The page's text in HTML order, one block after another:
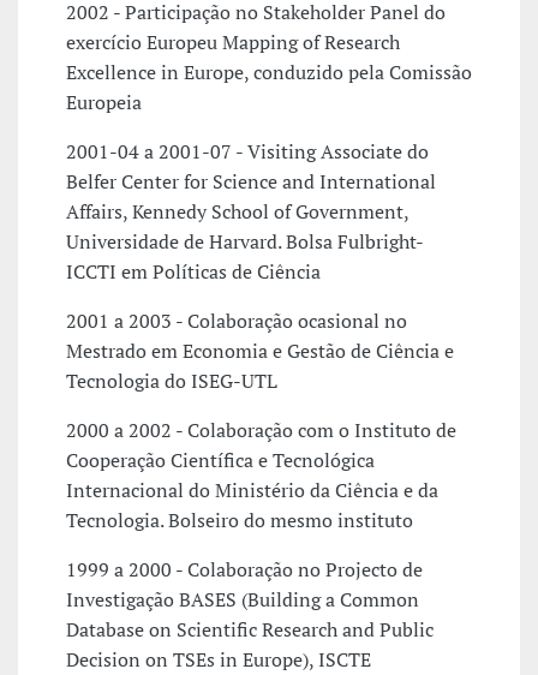
2002 - Participação no Stakeholder Panel do
exercício Europeu Mapping of Research
Excellence in Europe, conduzido pela Comissão
Europeia
2001-04 a 2001-07 - Visiting Associate do
Belfer Center for Science and International
Affairs, Kennedy School of Government,
Universidade de Harvard. Bolsa Fulbright-
ICCTI em Políticas de Ciência
2001 a 2003 - Colaboração ocasional no
Mestrado em Economia e Gestão de Ciência e
Tecnologia do ISEG-UTL
2000 a 2002 - Colaboração com o Instituto de
Cooperação Científica e Tecnológica
Internacional do Ministério da Ciência e da
Tecnologia. Bolseiro do mesmo instituto
1999 a 2000 - Colaboração no Projecto de
Investigação BASES (Building a Common
Database on Scientific Research and Public
Decision on TSEs in Europe), ISCTE